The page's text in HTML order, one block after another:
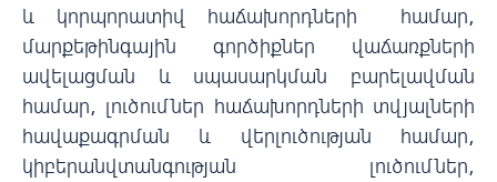
և կորպորատիվ հաճախորդների համար,
մարքեթինգային գործիքներ վաճառքների
ավելացման և սպասարկման բարելավման
համար, լուծումներ հաճախորդների տվյալների
հավաքագրման և վերլուծության համար,
կիբերանվտանգության լուծումներ,